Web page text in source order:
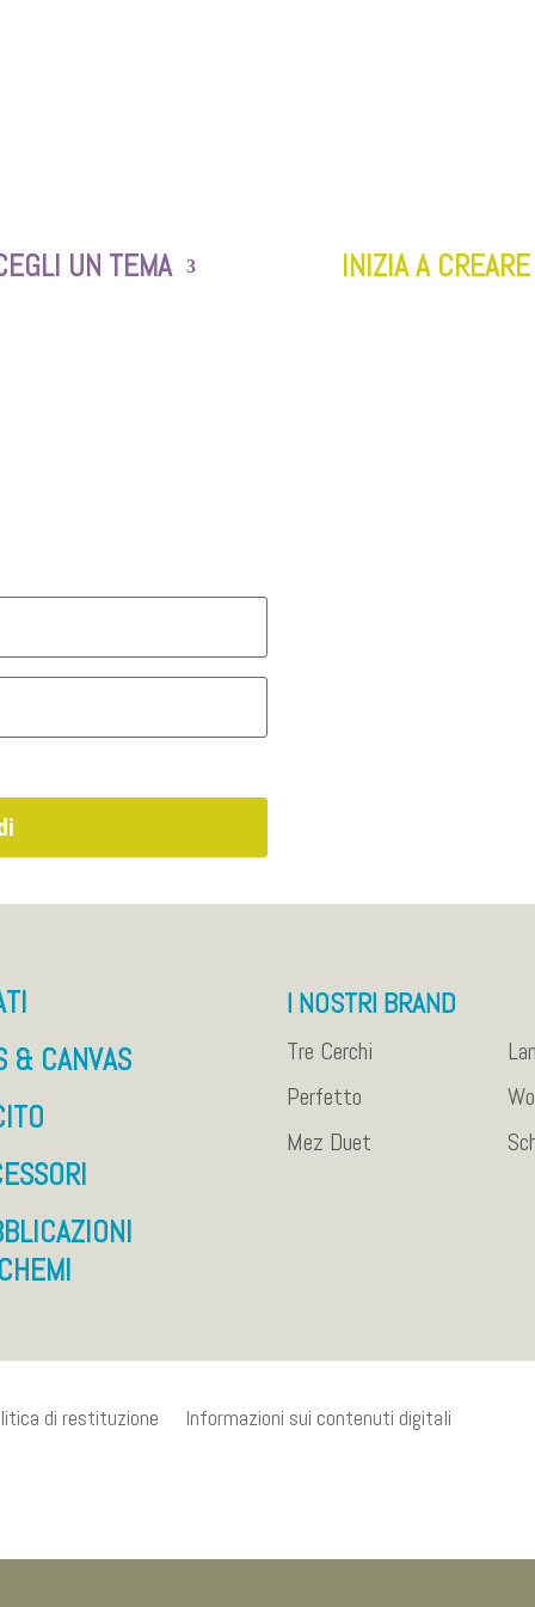
UN TEMA INIZIA A CREARE
& CANVAS
I NOSTRI BRAND
Tre Cerchi
Perfetto
Mez Duet
di restituzione Informazioni sui contenuti digitali